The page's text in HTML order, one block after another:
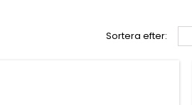
Sortera efter: